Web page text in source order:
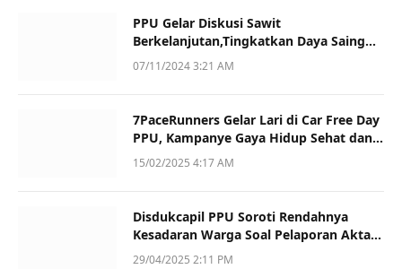
PPU Gelar Diskusi Sawit
Berkelanjutan,Tingkatkan Daya Saing
dan Kualitas
07/11/2024 3:21 AM
7PaceRunners Gelar Lari di Car Free Day
PPU, Kampanye Gaya Hidup Sehat dan
Dukung UMKM
15/02/2025 4:17 AM
Disdukcapil PPU Soroti Rendahnya
Kesadaran Warga Soal Pelaporan Akta
Kematian
29/04/2025 2:11 PM